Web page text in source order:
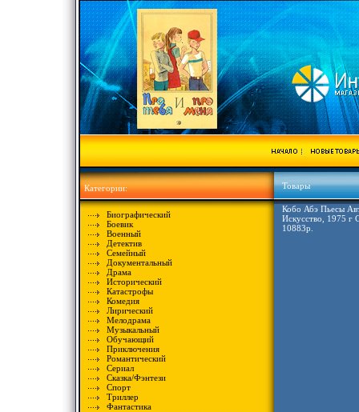
Категории:
Биографический
Боевик
Военный
Детектив
Семейный
Документальный
Драма
Исторический
Катастрофы
Комедия
Лирический
Мелодрама
Музыкальный
Обучающий
Приключения
Романтический
Сериал
Сказка/Фэнтези
Спорт
Триллер
Фантастика
Товары
Кобо Абэ Пьесы
Искусство, 1975 г
10883p.